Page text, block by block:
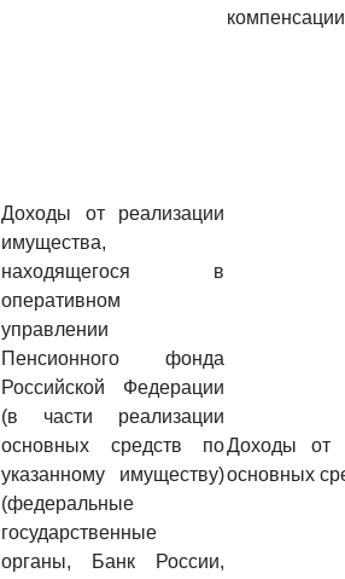
Доходы от реализации
имущества,
находящегося в
оперативном
управлении
Пенсионного фонда
Российской Федерации
(в части реализации
основных средств по
указанному имуществу)
(федеральные
государственные
органы, Банк России,
Доходы от
основных